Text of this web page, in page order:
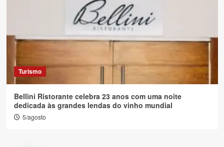
Turismo
Bellini Ristorante celebra 23 anos com uma noite
dedicada às grandes lendas do vinho mundial
5/agosto